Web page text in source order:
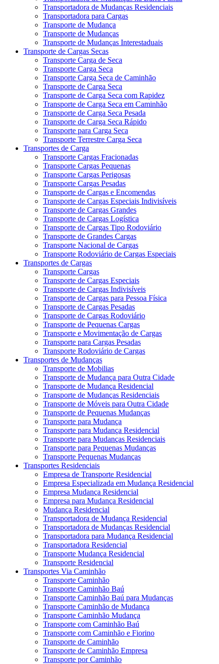
Transportadora de Mudanças Residenciais
Transportadora para Cargas
Transporte de Mudança
Transporte de Mudanças
Transporte de Mudanças Interestaduais
Transporte de Cargas Secas
Transporte Carga de Seca
Transporte Carga Seca
Transporte Carga Seca de Caminhão
Transporte de Carga Seca
Transporte de Carga Seca com Rapidez
Transporte de Carga Seca em Caminhão
Transporte de Carga Seca Pesada
Transporte de Carga Seca Rápido
Transporte para Carga Seca
Transporte Terrestre Carga Seca
Transportes de Carga
Transporte Cargas Fracionadas
Transporte Cargas Pequenas
Transporte Cargas Perigosas
Transporte Cargas Pesadas
Transporte de Cargas e Encomendas
Transporte de Cargas Especiais Indivisíveis
Transporte de Cargas Grandes
Transporte de Cargas Logística
Transporte de Cargas Tipo Rodoviário
Transporte de Grandes Cargas
Transporte Nacional de Cargas
Transporte Rodoviário de Cargas Especiais
Transportes de Cargas
Transporte Cargas
Transporte de Cargas Especiais
Transporte de Cargas Indivisíveis
Transporte de Cargas para Pessoa Física
Transporte de Cargas Pesadas
Transporte de Cargas Rodoviário
Transporte de Pequenas Cargas
Transporte e Movimentação de Cargas
Transporte para Cargas Pesadas
Transporte Rodoviário de Cargas
Transportes de Mudanças
Transporte de Mobilias
Transporte de Mudança para Outra Cidade
Transporte de Mudança Residencial
Transporte de Mudanças Residenciais
Transporte de Móveis para Outra Cidade
Transporte de Pequenas Mudanças
Transporte para Mudança
Transporte para Mudança Residencial
Transporte para Mudanças Residenciais
Transporte para Pequenas Mudanças
Transporte Pequenas Mudanças
Transportes Residenciais
Empresa de Transporte Residencial
Empresa Especializada em Mudança Residencial
Empresa Mudança Residencial
Empresa para Mudança Residencial
Mudança Residencial
Transportadora de Mudança Residencial
Transportadora de Mudanças Residencial
Transportadora para Mudança Residencial
Transportadora Residencial
Transporte Mudança Residencial
Transporte Residencial
Transportes Via Caminhão
Transporte Caminhão
Transporte Caminhão Baú
Transporte Caminhão Baú para Mudanças
Transporte Caminhão de Mudança
Transporte Caminhão Mudança
Transporte com Caminhão Baú
Transporte com Caminhão e Fiorino
Transporte de Caminhão
Transporte de Caminhão Empresa
Transporte por Caminhão